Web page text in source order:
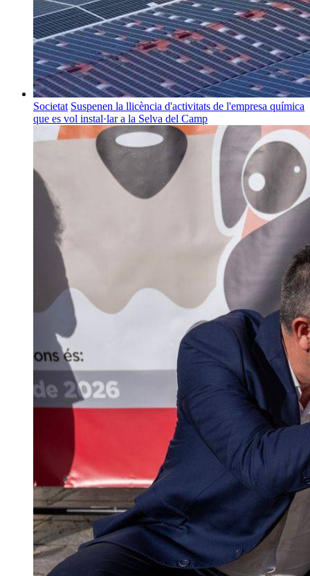
Societat Suspenen la llicència d'activitats de l'empresa química
que es vol instal·lar a la Selva del Camp